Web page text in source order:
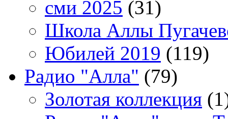
сми 2025 (31)
Школа Аллы
Юбилей 2019 (119)
Радио "Алла" (79)
Золотая коллекция